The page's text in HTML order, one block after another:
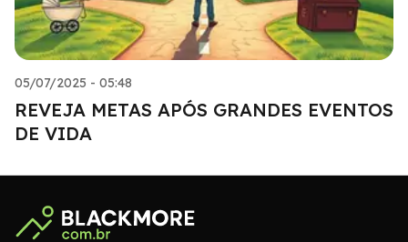
05/07/2025 - 05:48
REVEJA METAS APÓS GRANDES EVENTOS
DE VIDA